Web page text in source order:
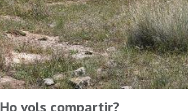
Ho vols compartir?